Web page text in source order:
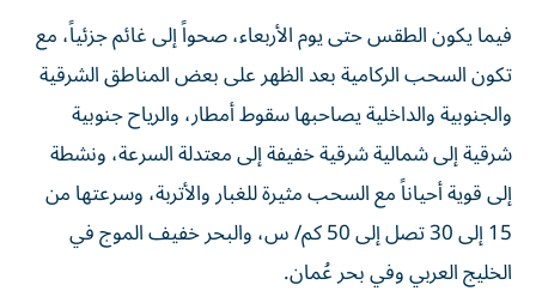
فيما يكون الطقس حتى يوم الأربعاء، صحواً إلى غائم جزئياً، مع
تكون السحب الركامية بعد الظهر على بعض المناطق الشرقية
والجنوبية والداخلية يصاحبها سقوط أمطار، والرياح جنوبية
شرقية إلى شمالية شرقية خفيفة إلى معتدلة السرعة، ونشطة
إلى قوية أحياناً مع السحب مثيرة للغبار والأتربة، وسرعتها من
15 إلى 30 تصل إلى 50 كم/ س، والبحر خفيف الموج في
الخليج العربي وفي بحر عُمان.